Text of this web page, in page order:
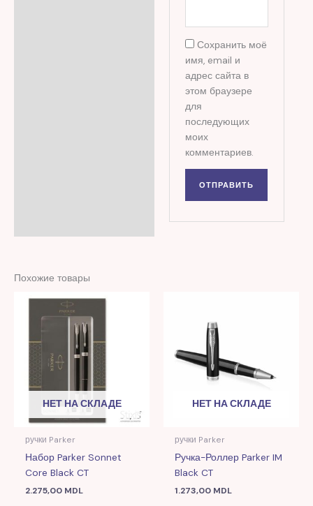
Сохранить моё
имя, email и
адрес сайта в
этом браузере
для
последующих
моих
комментариев.
Похожие товары
НЕТ НА СКЛАДЕ
ручки Parker
Набор Parker Sonnet
Core Black CT
2.275,00 MDL
НЕТ НА СКЛАДЕ
ручки Parker
Ручка-Роллер Parker IM
Black CT
1.273,00 MDL